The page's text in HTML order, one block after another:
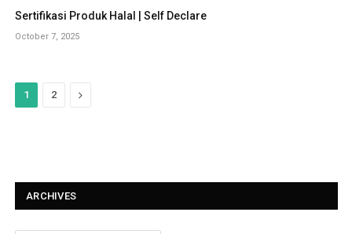
Sertifikasi Produk Halal | Self Declare
October 7, 2025
1 2
N
ARCHIVES